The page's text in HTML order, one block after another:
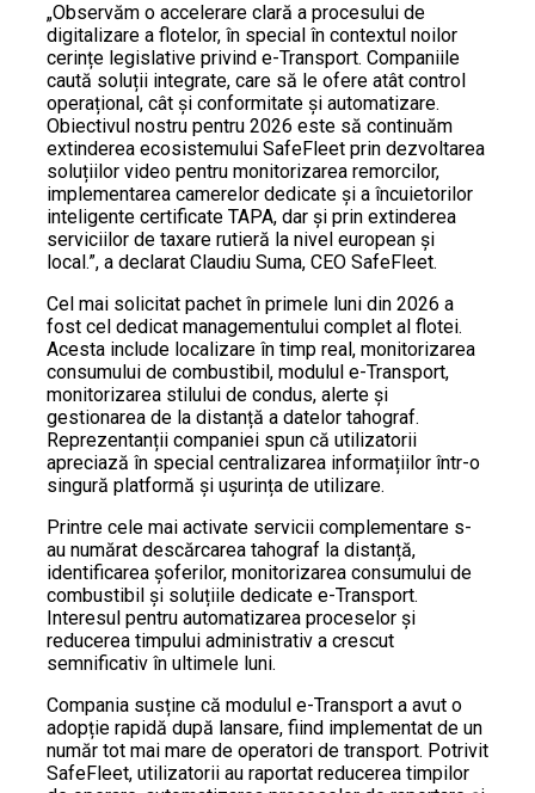
„Observăm o accelerare clară a procesului de
digitalizare a flotelor, în special în contextul noilor
cerințe legislative privind e-Transport. Companiile
caută soluții integrate, care să le ofere atât control
operațional, cât și conformitate și automatizare.
Obiectivul nostru pentru 2026 este să continuăm
extinderea ecosistemului SafeFleet prin dezvoltarea
soluțiilor video pentru monitorizarea remorcilor,
implementarea camerelor dedicate și a încuietorilor
inteligente certificate TAPA, dar și prin extinderea
serviciilor de taxare rutieră la nivel european și
local.”, a declarat Claudiu Suma, CEO SafeFleet.
Cel mai solicitat pachet în primele luni din 2026 a
fost cel dedicat managementului complet al flotei.
Acesta include localizare în timp real, monitorizarea
consumului de combustibil, modulul e-Transport,
monitorizarea stilului de condus, alerte și
gestionarea de la distanță a datelor tahograf.
Reprezentanții companiei spun că utilizatorii
apreciază în special centralizarea informațiilor într-o
singură platformă și ușurința de utilizare.
Printre cele mai activate servicii complementare s-
au numărat descărcarea tahograf la distanță,
identificarea șoferilor, monitorizarea consumului de
combustibil și soluțiile dedicate e-Transport.
Interesul pentru automatizarea proceselor și
reducerea timpului administrativ a crescut
semnificativ în ultimele luni.
Compania susține că modulul e-Transport a avut o
adopție rapidă după lansare, fiind implementat de un
număr tot mai mare de operatori de transport. Potrivit
SafeFleet, utilizatorii au raportat reducerea timpilor